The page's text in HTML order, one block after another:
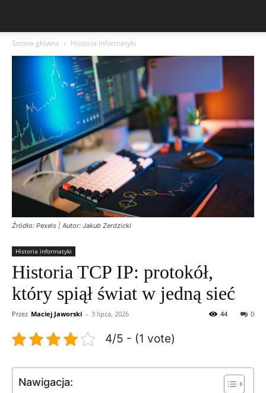
Strona główna Historia informatyki
Źródło: Pexels | Autor: Jakub Zerdzicki
Historia informatyki
Historia TCP IP: protokół,
który spiął świat w jedną sieć
Przez Maciej Jaworski - 3 lipca, 2026 0
44
4/5 - (1 vote)
Nawigacja: